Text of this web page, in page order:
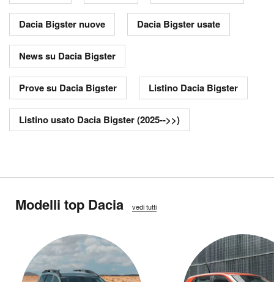
Dacia Bigster nuove Dacia Bigster usate
News su Dacia Bigster
Prove su Dacia Bigster Listino Dacia Bigster
Listino usato Dacia Bigster (2025-->>)
Modelli top Dacia vedi tutti